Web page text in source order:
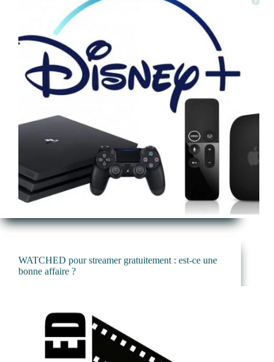
WATCHED pour streamer gratuitement : est-ce une
bonne affaire ?